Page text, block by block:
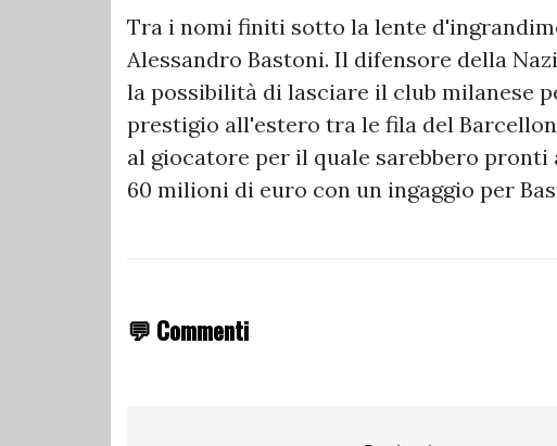
Tra i nomi finiti sotto la lente
Alessandro Bastoni. Il difensore della
la possibilità di lasciare il club milanese
prestigio all'estero tra le fila del
al giocatore per il quale sarebbero
60 milioni di euro con un ingaggio per
💬 Commenti